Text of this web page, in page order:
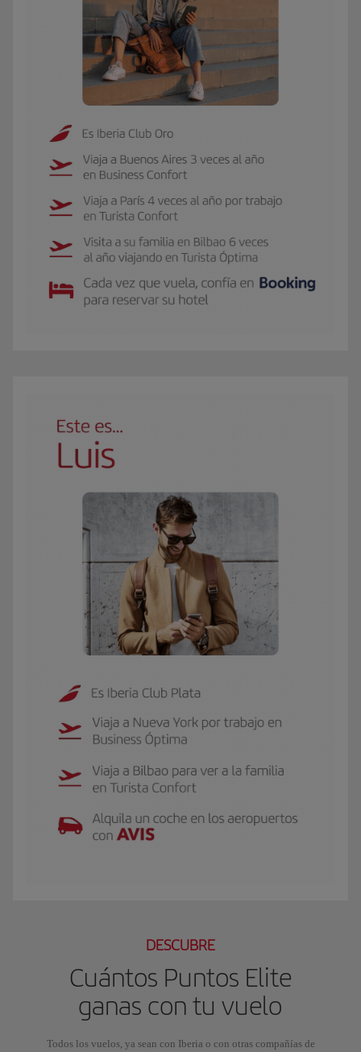
DESCUBRE
Cuántos Puntos Elite
ganas con tu vuelo
Todos los vuelos, ya sean con Iberia o con otras compañías de